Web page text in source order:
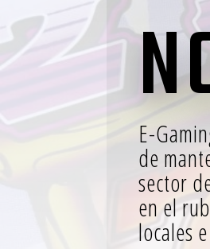
E-
de
sector
en el
locales